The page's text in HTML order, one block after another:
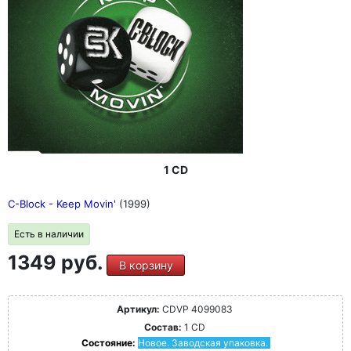
1 CD
C-Block - Keep Movin' (1999)
Есть в наличии
1349 руб. В корзину
Артикул: CDVP 4099083
Состав: 1 CD
Состояние: Новое. Заводская упаковка.